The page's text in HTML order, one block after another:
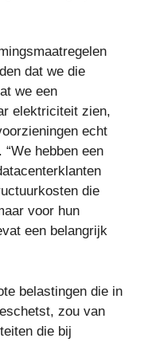
dat we die
we een
elektriciteit zien,
echt
hebben een
die
voor hun
een belangrijk
belastingen die in
zou van
die bij